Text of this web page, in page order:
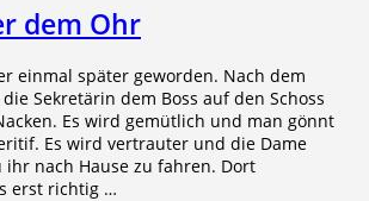
dem Ohr
einmal später geworden. Nach dem
Sekretärin dem Boss auf den Schoss
Es wird gemütlich und man gönnt
Es wird vertrauter und die Dame
ihr nach Hause zu fahren. Dort
erst richtig …